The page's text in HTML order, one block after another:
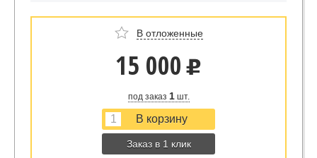
В отложенные
15 000 u
под заказ 1шт.
Заказ в 1 клик